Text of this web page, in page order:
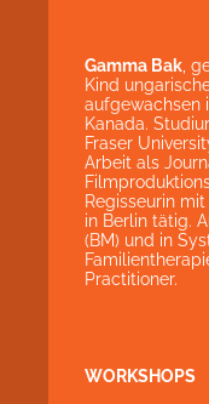
Gamma Bak,
Kind
aufgewachsen
Kanada.
Fraser
Arbeit als
Regisseurin
in Berlin tätig.
(BM) und in
Practitioner.
WORKSHOPS